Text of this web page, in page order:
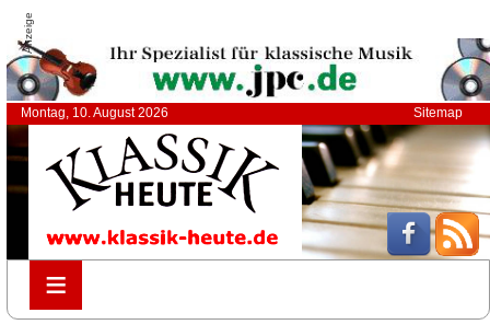
Anzeige
Montag, 10. August 2026 Sitemap
≡
≡